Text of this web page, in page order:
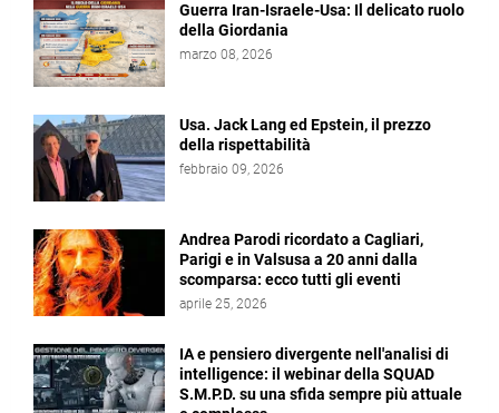
Guerra Iran-Israele-Usa: Il delicato ruolo
della Giordania
marzo 08, 2026
Usa. Jack Lang ed Epstein, il prezzo
della rispettabilità
febbraio 09, 2026
Andrea Parodi ricordato a Cagliari,
Parigi e in Valsusa a 20 anni dalla
scomparsa: ecco tutti gli eventi
aprile 25, 2026
IA e pensiero divergente nell'analisi di
intelligence: il webinar della SQUAD
S.M.P.D. su una sfida sempre più attuale